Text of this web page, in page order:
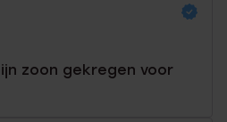
zoon gekregen voor